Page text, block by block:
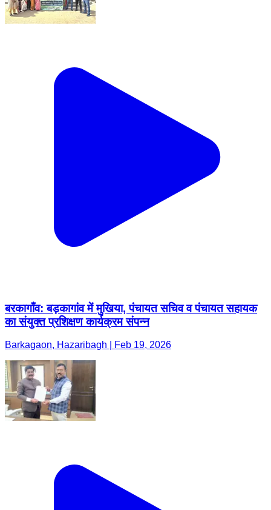
बरकागाँव: बड़कागांव में मुखिया, पंचायत सचिव व पंचायत सहायक
का संयुक्त प्रशिक्षण कार्यक्रम संपन्न
Barkagaon, Hazaribagh | Feb 19, 2026